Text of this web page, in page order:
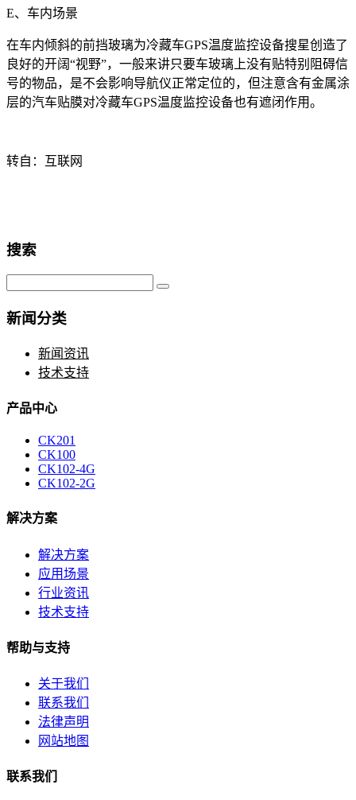
E、车内场景
在车内倾斜的前挡玻璃为冷藏车GPS温度监控设备搜星创造了
良好的开阔“视野”，一般来讲只要车玻璃上没有贴特别阻碍信
号的物品，是不会影响导航仪正常定位的，但注意含有金属涂
层的汽车贴膜对冷藏车GPS温度监控设备也有遮闭作用。
转自：互联网
搜索
新闻分类
新闻资讯
技术支持
产品中心
CK201
CK100
CK102-4G
CK102-2G
解决方案
解决方案
应用场景
行业资讯
技术支持
帮助与支持
关于我们
联系我们
法律声明
网站地图
联系我们